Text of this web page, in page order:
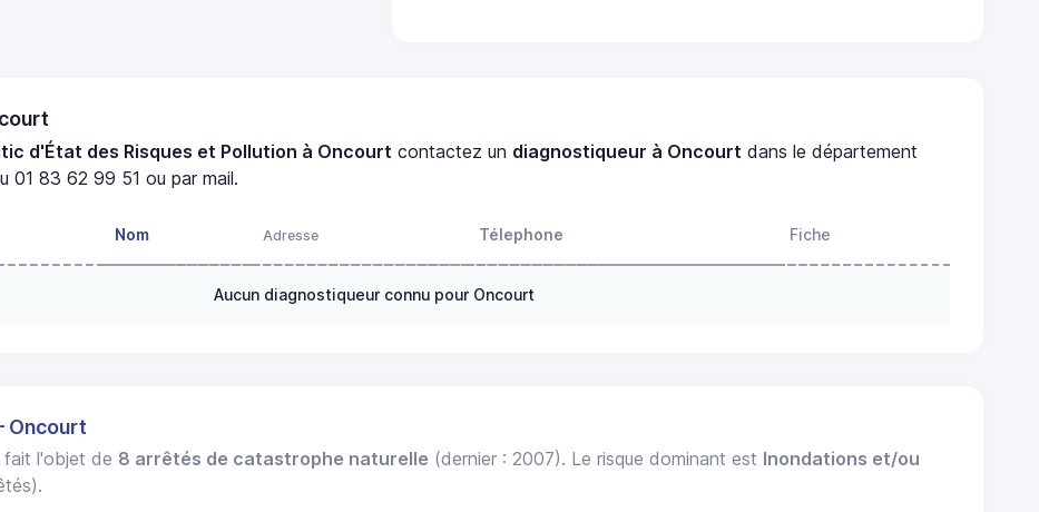
d'État des Risques et Pollution à Oncourt contactez un diagnostiqueur à Oncourt dans le département
01 83 62 99 51 ou par mail.
Nom Adresse Télephone Fiche
Aucun diagnostiqueur connu pour Oncourt
Oncourt
fait l'objet de 8 arrêtés de catastrophe naturelle (dernier : 2007). Le risque dominant est Inondations et/ou